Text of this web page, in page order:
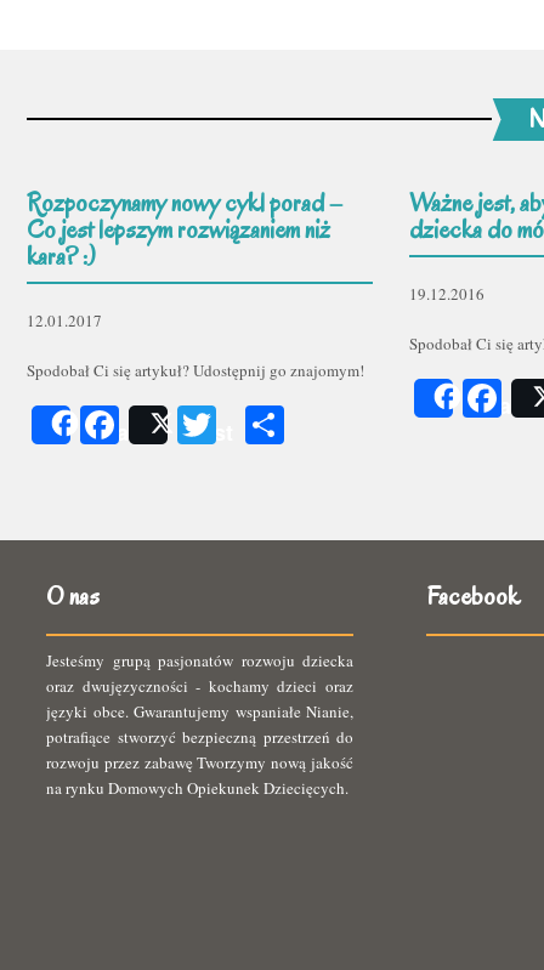
Rozpoczynamy nowy cykl porad –
Co jest lepszym rozwiązaniem niż
kara? :)
12.01.2017
Spodobał Ci się artykuł? Udostępnij go znajomym!
ShareFacebook
Post Twitter
Ważne jest,
dziecka do
19.12.2016
Spodobał Ci się
Share
O nas
Jesteśmy grupą pasjonatów rozwoju dziecka
oraz dwujęzyczności - kochamy dzieci oraz
języki obce. Gwarantujemy wspaniałe Nianie,
potrafiące stworzyć bezpieczną przestrzeń do
rozwoju przez zabawę Tworzymy nową jakość
na rynku Domowych Opiekunek Dziecięcych.
Facebook